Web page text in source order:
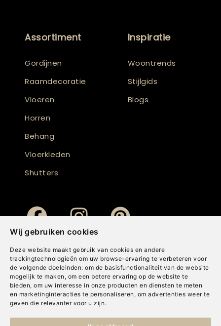
Wij gebruiken cookies
Deze website maakt gebruik van cookies en andere
trackingtechnologieën om uw browse-ervaring te verbeteren voor
de volgende doeleinden: om de basisfunctionaliteit van de website
mogelijk te maken , om een betere ervaring op de website te
bieden, om uw interesse in onze producten en diensten te meten
en marketinginteracties te personaliseren , om advertenties weer te
geven die relevanter voor u zijn.
Assortiment
Gordijnen
Raamdecoratie
Vloeren
Horren
Behang
Vloerkleden
Shutters
Inspiratie
Woontrends
Stijlgids
Blogs